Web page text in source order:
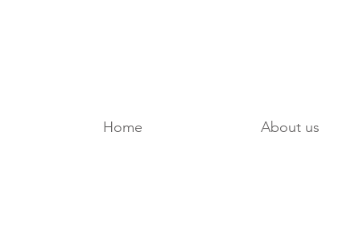
Home About us